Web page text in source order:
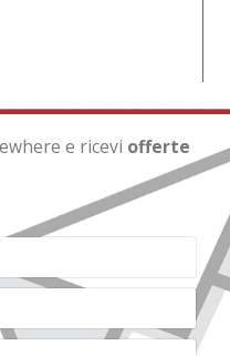
e ricevi offerte